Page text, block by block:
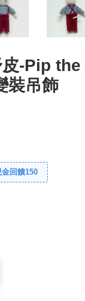
-Pip
裝吊飾
回饋150